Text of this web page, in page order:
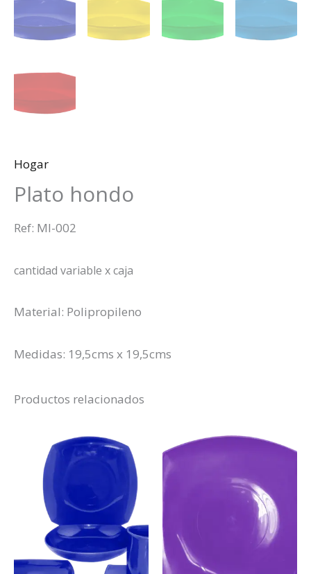
Hogar
Plato hondo
Ref: MI-002
cantidad variable x caja
Material: Polipropileno
Medidas: 19,5cms x 19,5cms
Productos relacionados